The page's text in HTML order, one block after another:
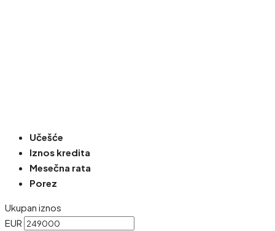
Učešće
Iznos kredita
Mesečna rata
Porez
Ukupan iznos
EUR